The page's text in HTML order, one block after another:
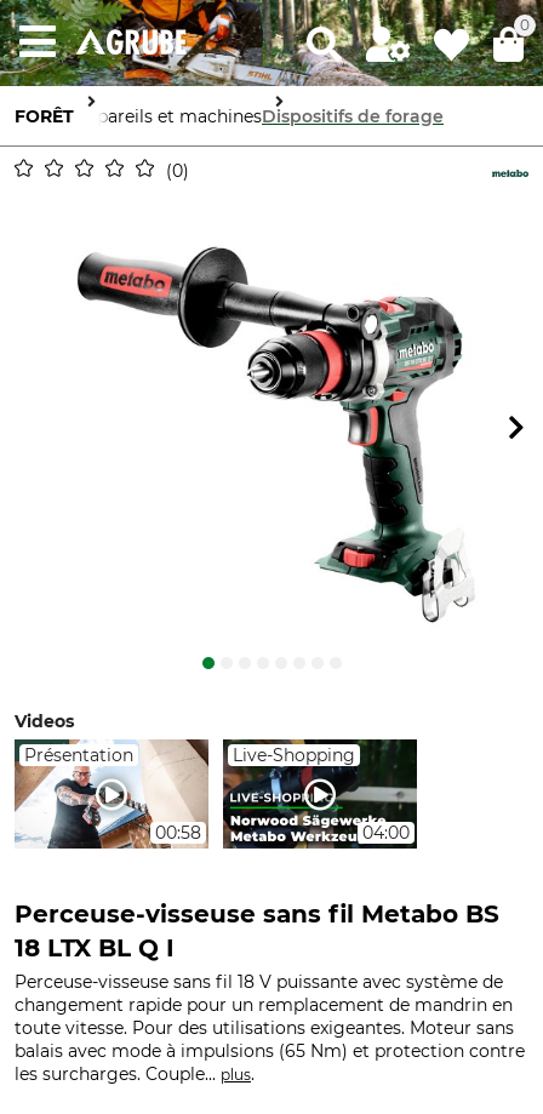
0
FORÊT Appareils et machinesDispositifs de forage
0
Videos
Présentation
00:58
Live-Shopping
04:00
Perceuse-visseuse sans fil Metabo BS
18 LTX BL Q I
Perceuse-visseuse sans fil 18 V puissante avec système de
changement rapide pour un remplacement de mandrin en
toute vitesse. Pour des utilisations exigeantes. Moteur sans
balais avec mode à impulsions (65 Nm) et protection contre
les surcharges. Couple... plus.